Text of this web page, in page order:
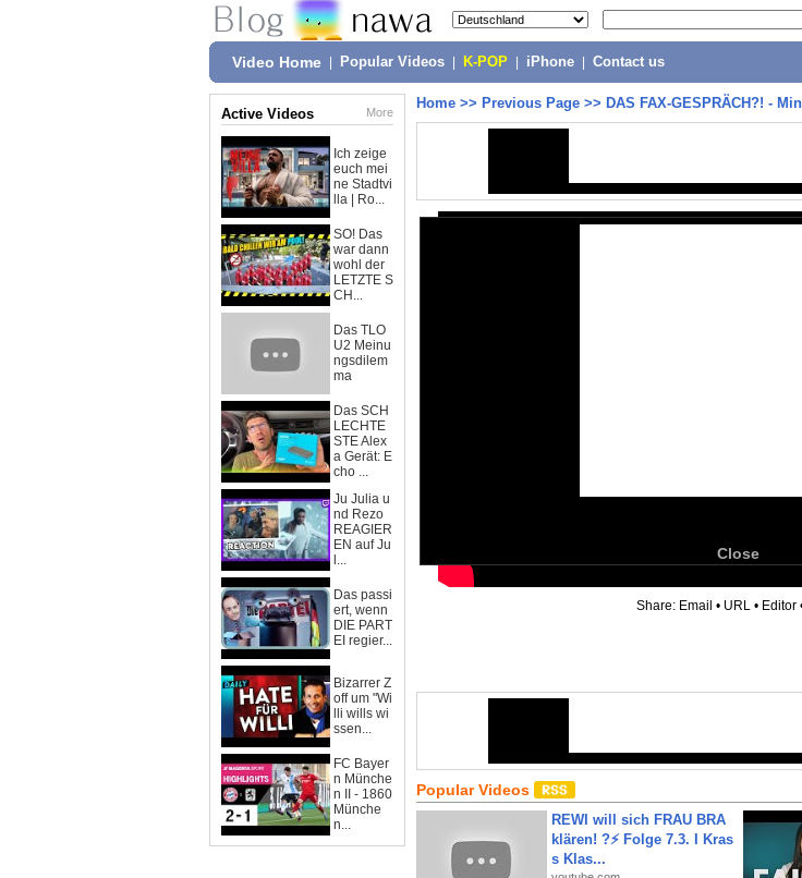
Video Home Popular Videos K-POP iPhone Contact us
Active Videos More
Ich zeige
euch mei
ne Stadtvi
lla | Ro...
SO! Das
war dann
wohl der
LETZTE S
CH...
Das TLO
U2 Meinu
ngsdilem
ma
Das SCH
LECHTE
STE Alex
a Gerät: E
cho ...
Ju Julia u
nd Rezo
REAGIER
EN auf Ju
l...
Das passi
ert, wenn
DIE PART
EI regier...
Bizarrer Z
off um "Wi
lli wills wi
ssen...
FC Bayer
n Münche
n II - 1860
Münche
n...
Home >> Previous Page >> DAS FAX-GESPRÄCH?! -
Close
Share: Email • URL • Editor
Popular Videos
REWI will sich FRAU BRA
klären! ?⚡️ Folge 7.3. I Kras
s Klas...